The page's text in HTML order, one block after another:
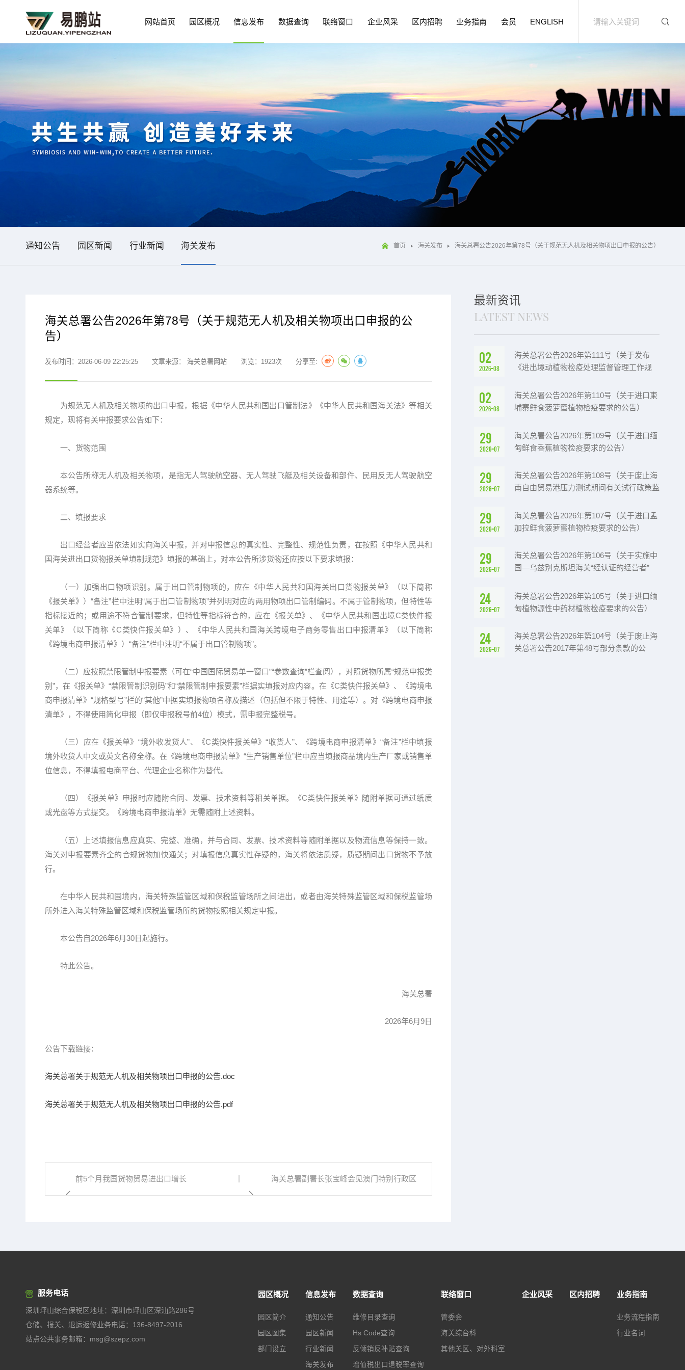
网站首页 园区概况 信息发布 数据查询 联络窗口 企业风采 区内招聘 业务指南 会员 ENGLISH
通知公告 园区新闻 行业新闻 海关发布 首页 海关发布 海关总署公告2026年第78号（关于规范无人机及相关物项出口申报的公告）
海关总署公告2026年第78号（关于规范无人机及相关物项出口申报的公
告）
发布时间：2026-06-09 22:25:25 文章来源： 海关总署网站 浏览：1923次 分享至:
为规范无人机及相关物项的出口申报，根据《中华人民共和国出口管制法》《中华人民共和国海关法》等相关
规定，现将有关申报要求公告如下：
一、货物范围
本公告所称无人机及相关物项，是指无人驾驶航空器、无人驾驶飞艇及相关设备和部件、民用反无人驾驶航空
器系统等。
二、填报要求
出口经营者应当依法如实向海关申报，并对申报信息的真实性、完整性、规范性负责，在按照《中华人民共和
国海关进出口货物报关单填制规范》填报的基础上，对本公告所涉货物还应按以下要求填报：
（一）加强出口物项识别。属于出口管制物项的，应在《中华人民共和国海关出口货物报关单》（以下简称
《报关单》）“备注”栏中注明“属于出口管制物项”并列明对应的两用物项出口管制编码。不属于管制物项，但特性等
指标接近的；或用途不符合管制要求，但特性等指标符合的，应在《报关单》、《中华人民共和国出境C类快件报
关单》（以下简称《C类快件报关单》）、《中华人民共和国海关跨境电子商务零售出口申报清单》（以下简称
《跨境电商申报清单》）“备注”栏中注明“不属于出口管制物项”。
（二）应按照禁限管制申报要素（可在“中国国际贸易单一窗口”“参数查询”栏查阅），对照货物所属“规范申报类
别”，在《报关单》“禁限管制识别码”和“禁限管制申报要素”栏据实填报对应内容。在《C类快件报关单》、《跨境电
商申报清单》“规格型号”栏的“其他”中据实填报物项名称及描述（包括但不限于特性、用途等）。对《跨境电商申报
清单》，不得使用简化申报（即仅申报税号前4位）模式，需申报完整税号。
（三）应在《报关单》“境外收发货人”、《C类快件报关单》“收货人”、《跨境电商申报清单》“备注”栏中填报
境外收货人中文或英文名称全称。在《跨境电商申报清单》“生产销售单位”栏中应当填报商品境内生产厂家或销售单
位信息，不得填报电商平台、代理企业名称作为替代。
（四）《报关单》申报时应随附合同、发票、技术资料等相关单据。《C类快件报关单》随附单据可通过纸质
或光盘等方式提交。《跨境电商申报清单》无需随附上述资料。
（五）上述填报信息应真实、完整、准确，并与合同、发票、技术资料等随附单据以及物流信息等保持一致。
海关对申报要素齐全的合规货物加快通关；对填报信息真实性存疑的，海关将依法质疑，质疑期间出口货物不予放
行。
在中华人民共和国境内，海关特殊监管区域和保税监管场所之间进出，或者由海关特殊监管区域和保税监管场
所外进入海关特殊监管区域和保税监管场所的货物按照相关规定申报。
本公告自2026年6月30日起施行。
特此公告。
海关总署
2026年6月9日
公告下载链接：
海关总署关于规范无人机及相关物项出口申报的公告.doc
海关总署关于规范无人机及相关物项出口申报的公告.pdf
前5个月我国货物贸易进出口增长 海关总署副署长张宝峰会见澳门特别行政区
最新资讯
LATEST NEWS
02
2026-08
海关总署公告2026年第111号（关于发布
《进出境动植物检疫处理监督管理工作规
的公告）
02
2026-08
海关总署公告2026年第110号（关于进口柬
埔寨鲜食菠萝蜜植物检疫要求的公告）
29
2026-07
海关总署公告2026年第109号（关于进口缅
甸鲜食香蕉植物检疫要求的公告）
29
2026-07
海关总署公告2026年第108号（关于废止海
南自由贸易港压力测试期间有关试行政策监
29
2026-07
海关总署公告2026年第107号（关于进口孟
加拉鲜食菠萝蜜植物检疫要求的公告）
29
2026-07
海关总署公告2026年第106号（关于实施中
国—乌兹别克斯坦海关“经认证的经营者”
24
2026-07
海关总署公告2026年第105号（关于进口缅
甸植物源性中药材植物检疫要求的公告）
24
2026-07
海关总署公告2026年第104号（关于废止海
关总署公告2017年第48号部分条款的公
服务电话
深圳坪山综合保税区地址：深圳市坪山区深汕路286号
仓储、报关、退运返修业务电话：136-8497-2016
站点公共事务邮箱：msg@szepz.com
园区概况
园区简介
园区图集
部门设立
信息发布
通知公告
园区新闻
行业新闻
海关发布
数据查询
维修目录查询
Hs Code查询
反倾销反补贴查询
增值税出口退税率查询
联络窗口
管委会
海关综台科
其他关区、对外科室
企业风采 区内招聘 业务指南
业务流程指南
行业名词